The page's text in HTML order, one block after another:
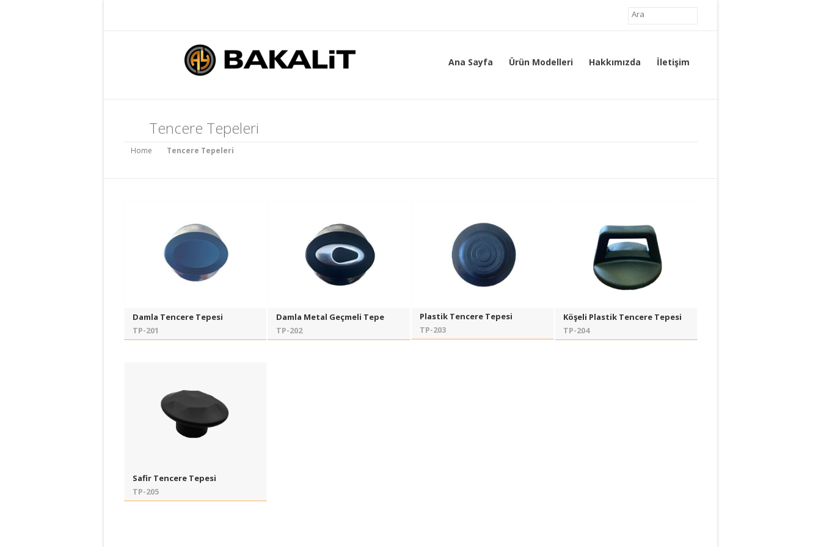
Ana Sayfa Ürün Modelleri Hakkımızda İletişim
Tencere Tepeleri
Home Tencere Tepeleri
Damla Tencere Tepesi
TP-201
Damla Metal Geçmeli Tepe
TP-202
Plastik Tencere Tepesi
TP-203
Köşeli Plastik Tencere Tepesi
TP-204
Safir Tencere Tepesi
TP-205